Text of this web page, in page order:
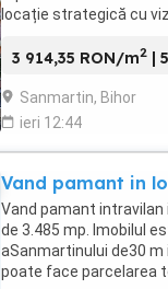
locație strategică cu
3 914,35 RON/m2 |
Sanmartin, Bihor
ieri 12:44
Vand pamant in
Vand pamant
de 3.485 mp. Imobilul
aSanmartinului de30
poate face parcelarea